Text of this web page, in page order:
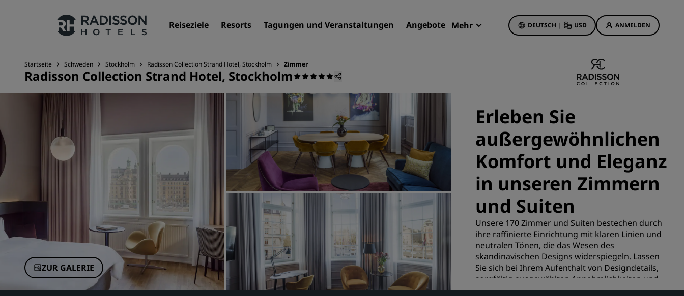
Reiseziele Resorts Tagungen und Veranstaltungen Angebote Mehr DEUTSCH | USD ANMELDEN
Unsere Marken
Marken von Radisson Hotels
Verbundene Marken in China
Reiseziele
Resorts
Serviced Apartments
Flughafenhotels
Neue und geplante Hotels
Tagungen und
Veranstaltungen
Entdecken Sie Radisson Meetings
Einen Meetingraum buchen
Fordern Sie ein Angebot an
Veranstaltungsorte
Branchenlösungen
Hotelangebote
Bonus für die erste Buchung
Deals of the Day
Im Voraus buchen
Unsere Angebote anzeigen
Reisevorschläge
Familienfreundliche Hotels
Rad Pets
Hochzeitslocations
Nachhaltige Aufenthalte
Aufenthalte für Sportteams
Geschäftsreisender
Startseite Schweden Stockholm Radisson Collection Strand Hotel, Stockholm Zimmer
Radisson Collection Strand Hotel, Stockholm
ZUR GALERIE
Erleben Sie
außergewöhnlichen
Komfort und Eleganz
in unseren Zimmern
und Suiten
Unsere 170 Zimmer und Suiten bestechen durch
ihre raffinierte Einrichtung mit klaren Linien und
neutralen Tönen, die das Wesen des
skandinavischen Designs widerspiegeln. Lassen
Sie sich bei Ihrem Aufenthalt von Designdetails,
sorgfältig ausgewählten Annehmlichkeiten und
einem vollkommenen Gefühl der Entspannung